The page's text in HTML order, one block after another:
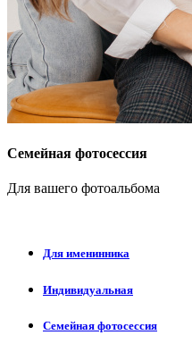
Семейная фотосессия
Для вашего фотоальбома
Для именинника
Индивидуальная
Семейная фотосессия